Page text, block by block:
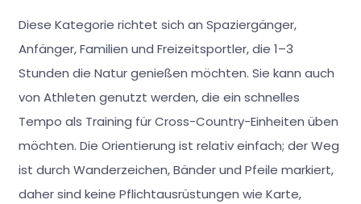
Diese Kategorie richtet sich an Spaziergänger,
Anfänger, Familien und Freizeitsportler, die 1–3
Stunden die Natur genießen möchten. Sie kann auch
von Athleten genutzt werden, die ein schnelles
Tempo als Training für Cross-Country-Einheiten üben
möchten. Die Orientierung ist relativ einfach; der Weg
ist durch Wanderzeichen, Bänder und Pfeile markiert,
daher sind keine Pflichtausrüstungen wie Karte,